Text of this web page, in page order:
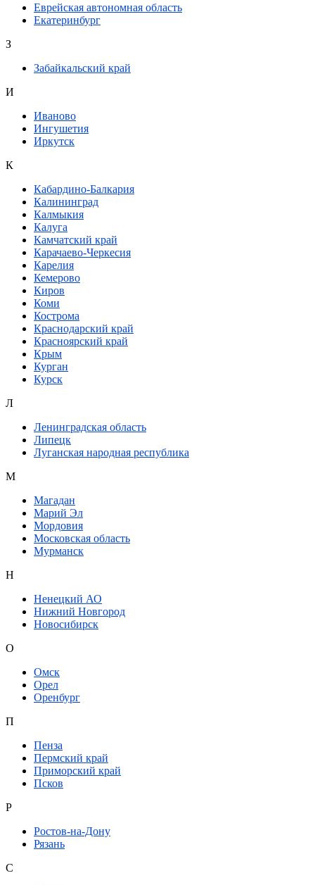
Еврейская автономная область
Екатеринбург
З
Забайкальский край
И
Иваново
Ингушетия
Иркутск
К
Кабардино-Балкария
Калининград
Калмыкия
Калуга
Камчатский край
Карачаево-Черкесия
Карелия
Кемерово
Киров
Коми
Кострома
Краснодарский край
Красноярский край
Крым
Курган
Курск
Л
Ленинградская область
Липецк
Луганская народная республика
М
Магадан
Марий Эл
Мордовия
Московская область
Мурманск
Н
Ненецкий АО
Нижний Новгород
Новосибирск
О
Омск
Орел
Оренбург
П
Пенза
Пермский край
Приморский край
Псков
Р
Ростов-на-Дону
Рязань
С